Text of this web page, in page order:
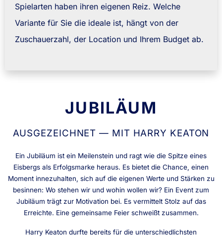
Spielarten haben ihren eigenen Reiz. Welche
Variante für Sie die ideale ist, hängt von der
Zuschauerzahl, der Location und Ihrem Budget ab.
JUBILÄUM
AUSGEZEICHNET — MIT HARRY KEATON
Ein Jubiläum ist ein Meilenstein und ragt wie die Spitze eines
Eisbergs als Erfolgsmarke heraus. Es bietet die Chance, einen
Moment innezuhalten, sich auf die eigenen Werte und Stärken zu
besinnen: Wo stehen wir und wohin wollen wir? Ein Event zum
Jubiläum trägt zur Motivation bei. Es vermittelt Stolz auf das
Erreichte. Eine gemeinsame Feier schweißt zusammen.
Harry Keaton durfte bereits für die unterschiedlichsten